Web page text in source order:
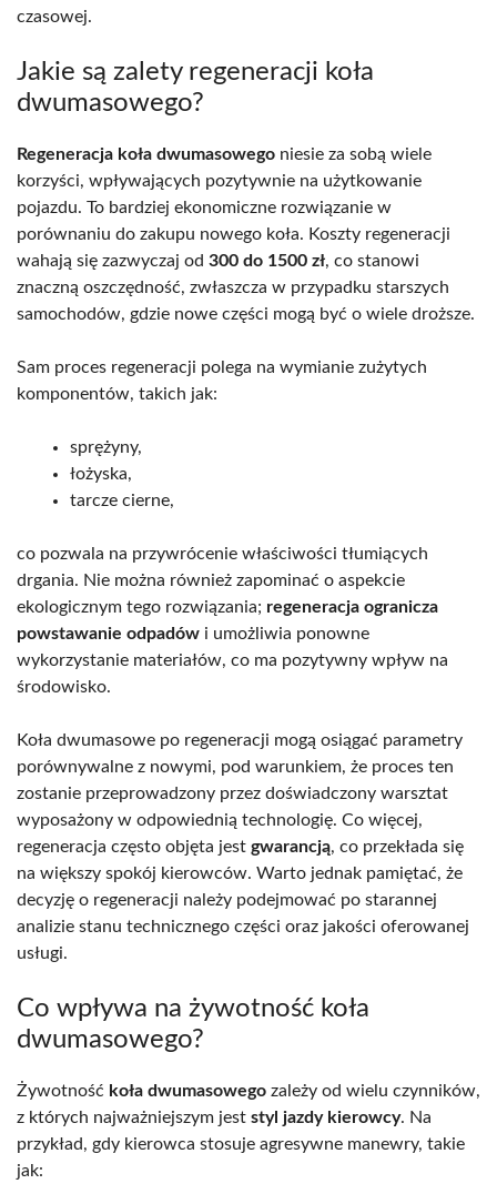
czasowej.
Jakie są zalety regeneracji koła
dwumasowego?
Regeneracja koła dwumasowego niesie za sobą wiele
korzyści, wpływających pozytywnie na użytkowanie
pojazdu. To bardziej ekonomiczne rozwiązanie w
porównaniu do zakupu nowego koła. Koszty regeneracji
wahają się zazwyczaj od 300 do 1500 zł, co stanowi
znaczną oszczędność, zwłaszcza w przypadku starszych
samochodów, gdzie nowe części mogą być o wiele droższe.
Sam proces regeneracji polega na wymianie zużytych
komponentów, takich jak:
sprężyny,
łożyska,
tarcze cierne,
co pozwala na przywrócenie właściwości tłumiących
drgania. Nie można również zapominać o aspekcie
ekologicznym tego rozwiązania; regeneracja ogranicza
powstawanie odpadów i umożliwia ponowne
wykorzystanie materiałów, co ma pozytywny wpływ na
środowisko.
Koła dwumasowe po regeneracji mogą osiągać parametry
porównywalne z nowymi, pod warunkiem, że proces ten
zostanie przeprowadzony przez doświadczony warsztat
wyposażony w odpowiednią technologię. Co więcej,
regeneracja często objęta jest gwarancją, co przekłada się
na większy spokój kierowców. Warto jednak pamiętać, że
decyzję o regeneracji należy podejmować po starannej
analizie stanu technicznego części oraz jakości oferowanej
usługi.
Co wpływa na żywotność koła
dwumasowego?
Żywotność koła dwumasowego zależy od wielu czynników,
z których najważniejszym jest styl jazdy kierowcy. Na
przykład, gdy kierowca stosuje agresywne manewry, takie
jak: